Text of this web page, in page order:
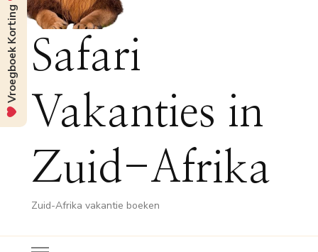
Safari
Vakanties in
Zuid-Afrika
Zuid-Afrika vakantie boeken
Vroegboek Korting